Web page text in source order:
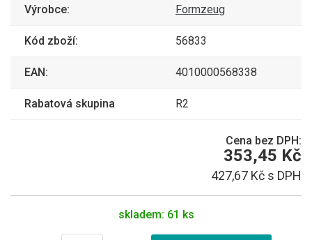
Výrobce: Formzeug
Kód zboží: 56833
EAN: 4010000568338
Rabatová skupina R2
Cena bez DPH:
353,45 Kč
427,67 Kč s DPH
skladem: 61 ks